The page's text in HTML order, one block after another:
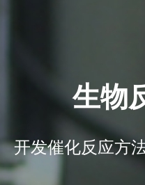
生物
开发催化反应方